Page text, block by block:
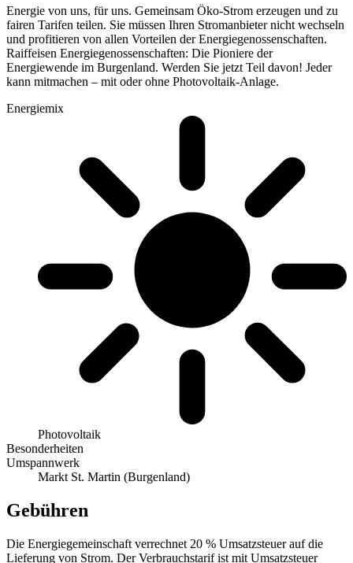
Energie von uns, für uns. Gemeinsam Öko-Strom erzeugen und zu
fairen Tarifen teilen. Sie müssen Ihren Stromanbieter nicht wechseln
und profitieren von allen Vorteilen der Energiegenossenschaften.
Raiffeisen Energiegenossenschaften: Die Pioniere der
Energiewende im Burgenland. Werden Sie jetzt Teil davon! Jeder
kann mitmachen – mit oder ohne Photovoltaik-Anlage.
Energiemix
Photovoltaik
Besonderheiten
Umspannwerk
Markt St. Martin (Burgenland)
Gebühren
Die Energiegemeinschaft verrechnet 20 % Umsatzsteuer auf die
Lieferung von Strom. Der Verbrauchstarif ist mit Umsatzsteuer